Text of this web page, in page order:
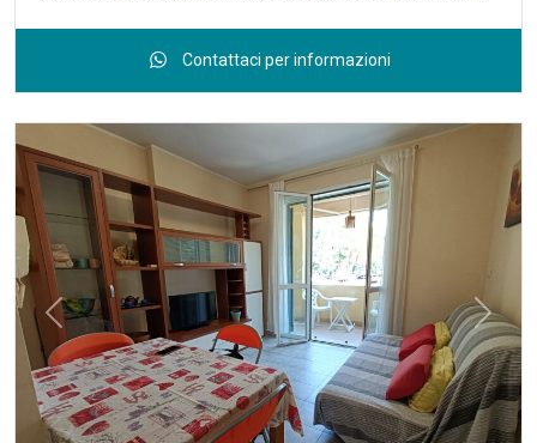
completamente ristrutturato e arredato, pronto da vivere.
delle case di una volta, con circa 40 mq sapientemente
organizzati. L’ingresso si apre su una luminosa zona giorno
con angolo cottura, arricchita da un divano letto ideale per
ospiti o momenti di relax. La camera matrimoniale è
accogliente e silenziosa, perfetta per ritrovare tranquillità
dopo una giornata tra mare e entroterra. Il bagno finestrato,
moderno ed elegante, è dotato di doccia con cromoterapia,
per concedersi veri momenti di benessere. Il riscaldamento è
autonomo e l’immobile è climatizzato, garantendo comfort
in ogni stagione. Completa la proprietà una spaziosa cantina
di 13 mq. situata al piano primo dell'edificio. Una soluzione
Contattaci per informazioni
Previous Next